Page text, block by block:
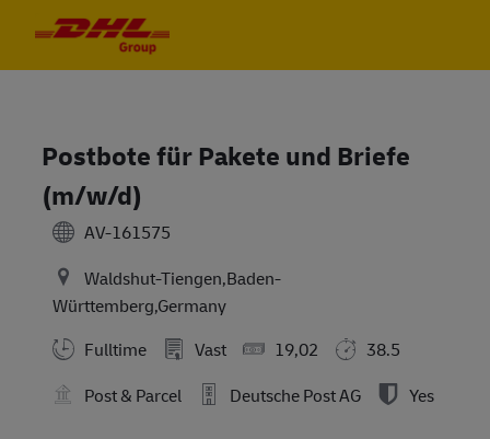
Postbote für Pakete und Briefe
(m/w/d)
AV-161575
Waldshut-Tiengen,Baden-
Württemberg,Germany
Fulltime
Vast 19,02
38.5
Post & Parcel
Deutsche Post AG Yes